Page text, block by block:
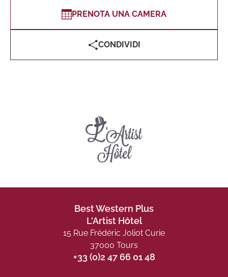
PRENOTA UNA CAMERA
CONDIVIDI
Best Western Plus
L'Artist Hôtel
15 Rue Frédéric Joliot Curie
37000 Tours
+33 (0)2 47 66 01 48